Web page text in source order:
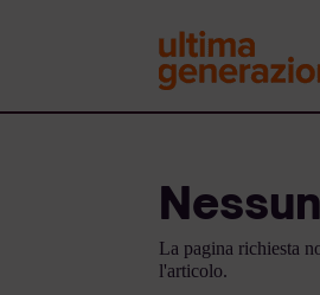
La pagina richiesta
l'articolo.